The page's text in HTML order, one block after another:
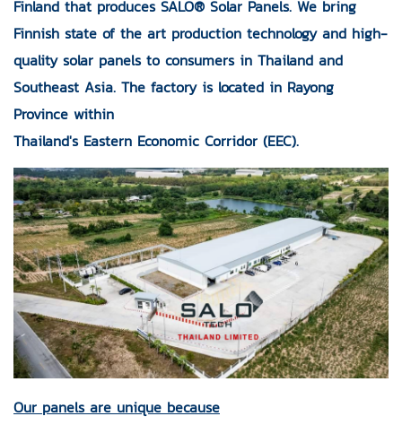
Finland that produces SALO® Solar Panels. We bring
Finnish state of the art production technology and high-
quality solar panels to consumers in Thailand and
Southeast Asia. The factory is located in Rayong
Province within
Thailand's Eastern Economic Corridor (EEC).
Our panels are unique because